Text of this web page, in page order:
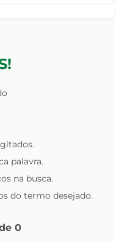
palavra.
na busca.
do termo desejado.
0